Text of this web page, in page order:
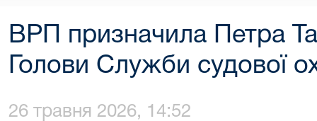
ВРП призначила Петра
Голови Служби судової
26 травня 2026, 14:52